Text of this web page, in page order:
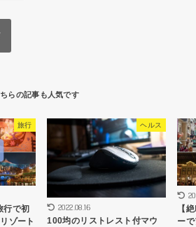
旅行
行で初
ゾート
ヘルス
2022.08.16
100均のリストレスト付マウ
【
ー